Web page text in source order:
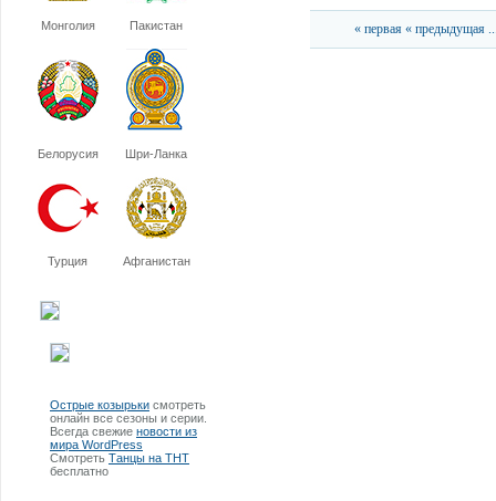
Монголия Пакистан
Белорусия Шри-Ланка
Турция Афганистан
Острые козырьки смотреть
онлайн все сезоны и серии.
Всегда свежие новости из
мира WordPress
Смотреть Танцы на ТНТ
бесплатно
« первая « предыдущая